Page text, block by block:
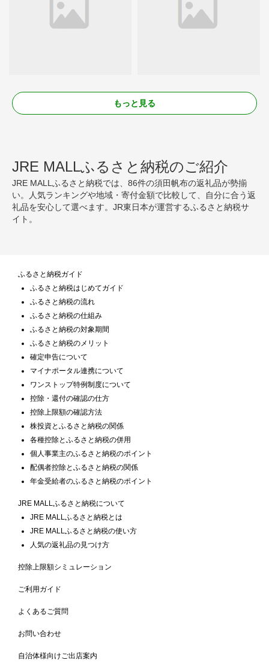
もっと見る
JRE MALLふるさと納税のご紹介
JRE MALLふるさと納税では、86件の須田帆布の返礼品が勢揃
い。人気ランキングや地域・寄付金額で比較して、自分に合う返
礼品を安心して選べます。JR東日本が運営するふるさと納税サ
イト。
ふるさと納税ガイド
ふるさと納税はじめてガイド
ふるさと納税の流れ
ふるさと納税の仕組み
ふるさと納税の対象期間
ふるさと納税のメリット
確定申告について
マイナポータル連携について
ワンストップ特例制度について
控除・還付の確認の仕方
控除上限額の確認方法
株投資とふるさと納税の関係
各種控除とふるさと納税の併用
個人事業主のふるさと納税のポイント
配偶者控除とふるさと納税の関係
年金受給者のふるさと納税のポイント
JRE MALLふるさと納税について
JRE MALLふるさと納税とは
JRE MALLふるさと納税の使い方
人気の返礼品の見つけ方
控除上限額シミュレーション
ご利用ガイド
よくあるご質問
お問い合わせ
自治体様向けご出店案内